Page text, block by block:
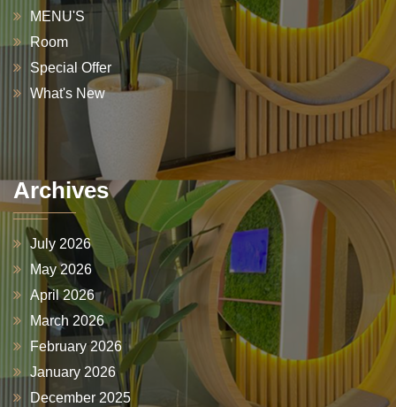
MENU'S
Room
Special Offer
What's New
Archives
July 2026
May 2026
April 2026
March 2026
February 2026
January 2026
December 2025